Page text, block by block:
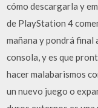
cómo descargarla y
de PlayStation 4
mañana y pondrá final
consola, y es que
hacer malabarismos
un nuevo juego o